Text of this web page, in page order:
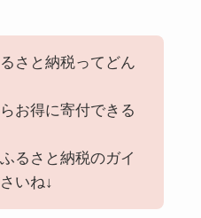
さと納税ってどん
お得に寄付できる
るさと納税のガイ
いね↓